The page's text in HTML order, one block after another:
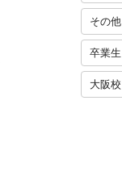
その他
卒業生
大阪校